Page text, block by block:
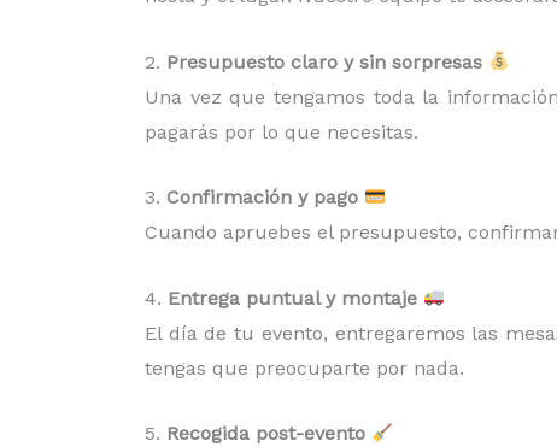
2. Presupuesto claro y sin sorpresas
Una vez que tengamos toda la
pagarás por lo que necesitas.
3. Confirmación y pago
Cuando apruebes el presupuesto,
4. Entrega puntual y montaje
El día de tu evento, entregaremos las
tengas que preocuparte por nada.
5. Recogida post-evento